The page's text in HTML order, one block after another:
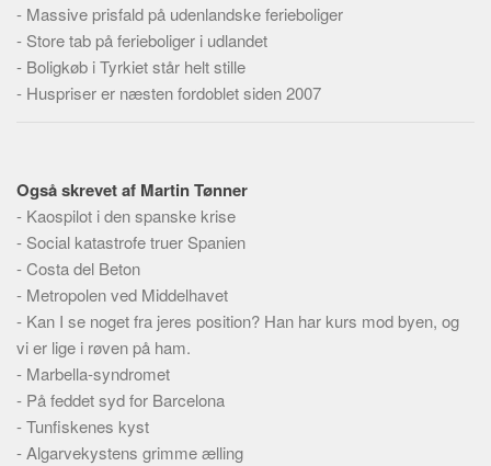
- Massive prisfald på udenlandske ferieboliger
- Store tab på ferieboliger i udlandet
- Boligkøb i Tyrkiet står helt stille
- Huspriser er næsten fordoblet siden 2007
Også skrevet af Martin Tønner
- Kaospilot i den spanske krise
- Social katastrofe truer Spanien
-Costa del Beton
- Metropolen ved Middelhavet
- Kan I se noget fra jeres position? Han har kurs mod byen, og
vi er lige i røven på ham.
- Marbella-syndromet
- På feddet syd for Barcelona
-Tunfiskenes kyst
-Algarvekystens grimme ælling